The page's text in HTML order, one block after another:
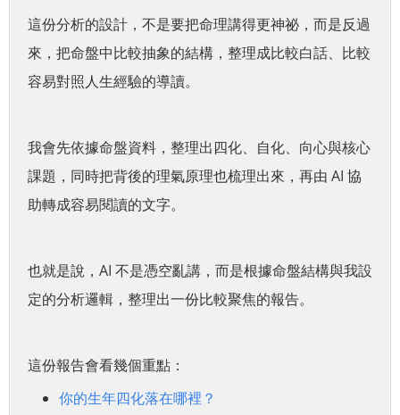
這份分析的設計，不是要把命理講得更神祕，而是反過
來，把命盤中比較抽象的結構，整理成比較白話、比較
容易對照人生經驗的導讀。
我會先依據命盤資料，整理出四化、自化、向心與核心
課題，同時把背後的理氣原理也梳理出來，再由 AI 協
助轉成容易閱讀的文字。
也就是說，AI 不是憑空亂講，而是根據命盤結構與我設
定的分析邏輯，整理出一份比較聚焦的報告。
這份報告會看幾個重點：
你的生年四化落在哪裡？